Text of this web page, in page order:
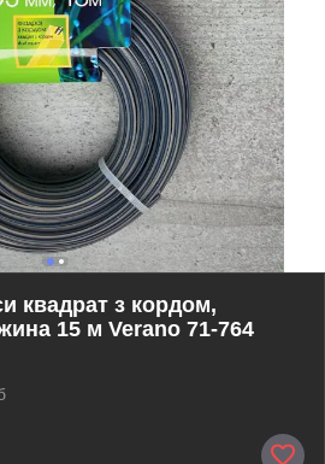
квадрат з кордом,
15 м Verano 71-764